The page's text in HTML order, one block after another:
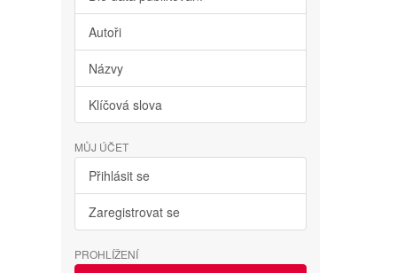
Autoři
Názvy
Klíčová slova
MŮJ ÚČET
Přihlásit se
Zaregistrovat se
PROHLÍŽENÍ